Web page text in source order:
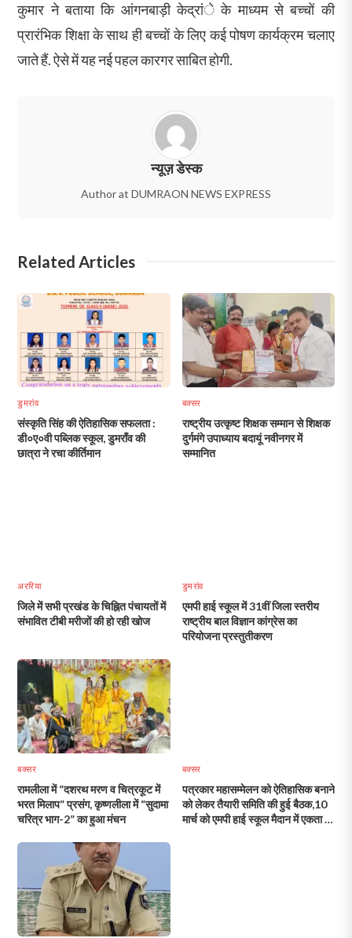
कुमार ने बताया कि आंगनबाड़ी केद्रांे के माध्यम से बच्चों की
प्रारंभिक शिक्षा के साथ ही बच्चों के लिए कई पोषण कार्यक्रम चलाए
जाते हैं. ऐसे में यह नई पहल कारगर साबित होगी.
न्यूज़ डेस्क
Author at DUMRAON NEWS EXPRESS
Related Articles
डुमरांव
संस्कृति सिंह की ऐतिहासिक सफलता :
डी०ए०वी पब्लिक स्कूल, डुमराँव की
छात्रा ने रचा कीर्तिमान
बक्सर
राष्ट्रीय उत्कृष्ट शिक्षक सम्मान से शिक्षक
दुर्गमंगे उपाध्याय बदायूं नवीनगर में
सम्मानित
अररिया
जिले में सभी प्रखंड के चिह्नित पंचायतों में
संभावित टीबी मरीजों की हो रही खोज
डुमरांव
एमपी हाई स्कूल में 31वीं जिला स्तरीय
राष्ट्रीय बाल विज्ञान कांग्रेस का
परियोजना प्रस्तुतीकरण
बक्सर
रामलीला में “दशरथ मरण व चित्रकूट में
भरत मिलाप” प्रसंग, कृष्णलीला में “सुदामा
चरित्र भाग-2” का हुआ मंचन
बक्सर
पत्रकार महासम्मेलन को ऐतिहासिक बनाने
को लेकर तैयारी समिति की हुई बैठक,10
मार्च को एमपी हाई स्कूल मैदान में एकता का